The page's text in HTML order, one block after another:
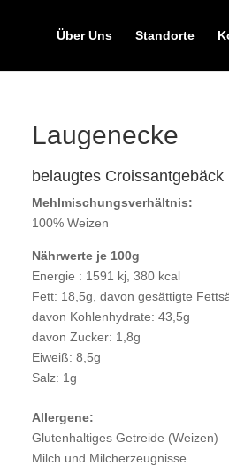
Über Uns Standorte
Laugenecke
belaugtes
Mehlmischungsverhältnis:
100% Weizen
Nährwerte je 100g
Energie : 1591 kj, 380 kcal
Fett: 18,5g, davon gesättigte
davon Kohlenhydrate: 43,5g
davon Zucker: 1,8g
Eiweiß: 8,5g
Salz: 1g
Allergene:
Glutenhaltiges Getreide (Weizen)
Milch und Milcherzeugnisse